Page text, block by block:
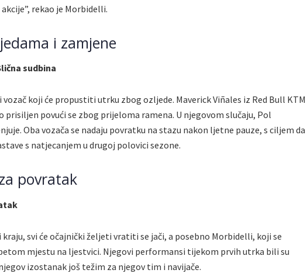
rekao je Morbidelli.
i zamjene
sudbina
koji će propustiti utrku zbog ozljede. Maverick Viñales iz Red Bull KTM
prisiljen povući se zbog prijeloma ramena. U njegovom slučaju, Pol
Oba vozača se nadaju povratku na stazu nakon ljetne pauze, s ciljem da
s natjecanjem u drugoj polovici sezone.
povratak
kraju, svi će očajnički željeti vratiti se jači, a posebno Morbidelli, koji se
mjestu na ljestvici. Njegovi performansi tijekom prvih utrka bili su
izostanak još težim za njegov tim i navijače.